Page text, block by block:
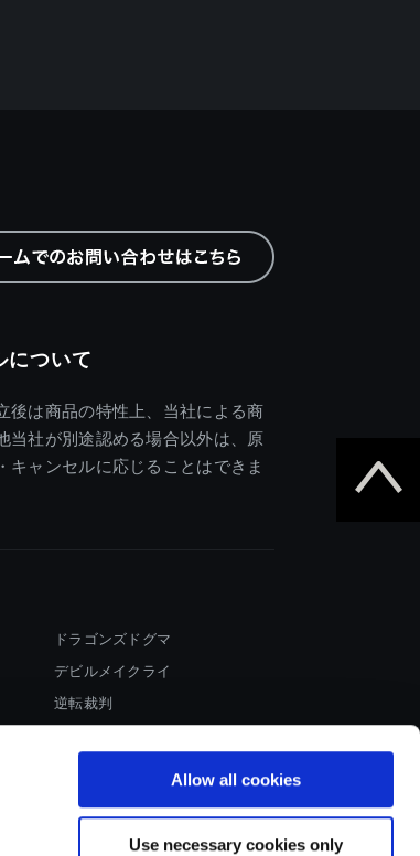
Allow all cookies
Use necessary cookies only
について
後は商品の特性上、当社による商
当社が別途認める場合以外は、原
キャンセルに応じることはできま
ドラゴンズドグマ
デビルメイクライ
逆転裁判